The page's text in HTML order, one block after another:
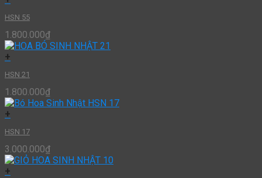
HSN 55
1.800.000₫
+
HSN 21
1.800.000₫
+
HSN 17
3.000.000₫
+